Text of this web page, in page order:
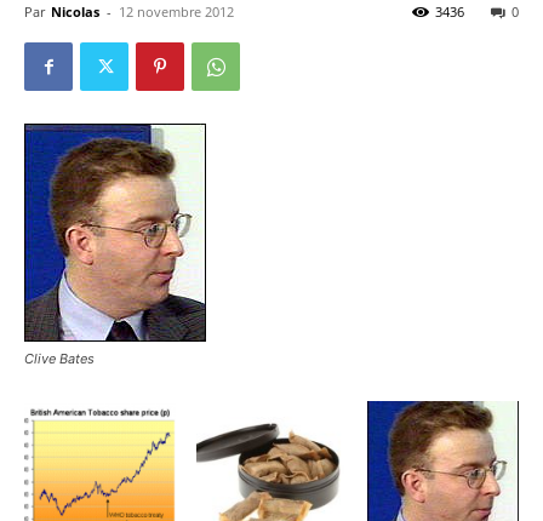
Par Nicolas - 12 novembre 2012 0
3436
Clive Bates